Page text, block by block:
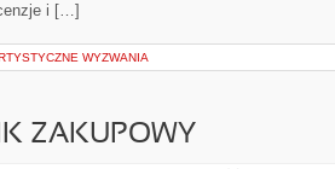
i […]
WYZWANIA
ZAKUPOWY